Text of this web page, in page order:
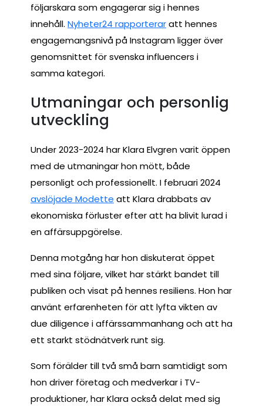
följarskara som engagerar sig i hennes
innehåll. Nyheter24 rapporteraratt hennes
engagemangsnivå på Instagram ligger över
genomsnittet för svenska influencers i
samma kategori.
Utmaningar och personlig
utveckling
Under 2023-2024 har Klara Elvgren varit öppen
med de utmaningar hon mött, både
personligt och professionellt. I februari 2024
avslöjade Modette att Klara drabbats av
ekonomiska förluster efter att ha blivit lurad i
en affärsuppgörelse.
Denna motgång har hon diskuterat öppet
med sina följare, vilket har stärkt bandet till
publiken och visat på hennes resiliens. Hon har
använt erfarenheten för att lyfta vikten av
due diligence i affärssammanhang och att ha
ett starkt stödnätverk runt sig.
Som förälder till två små barn samtidigt som
hon driver företag och medverkar i TV-
produktioner, har Klara också delat med sig